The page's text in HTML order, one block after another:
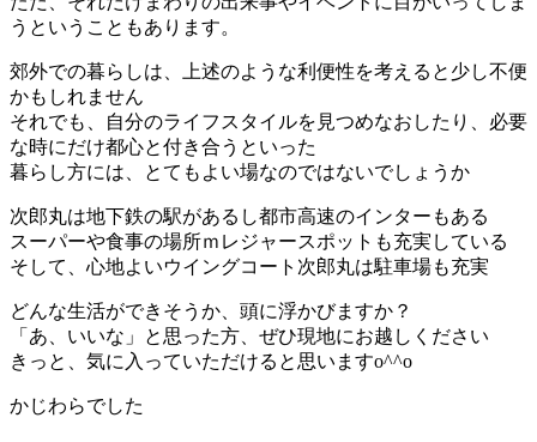
うということもあります。
郊外での暮らしは、上述のような利便性を考えると少し不便
かもしれません
それでも、自分のライフスタイルを見つめなおしたり、必要
な時にだけ都心と付き合うといった
暮らし方には、とてもよい場なのではないでしょうか
次郎丸は地下鉄の駅があるし都市高速のインターもある
スーパーや食事の場所ｍレジャースポットも充実している
そして、心地よいウイングコート次郎丸は駐車場も充実
どんな生活ができそうか、頭に浮かびますか？
「あ、いいな」と思った方、ぜひ現地にお越しください
きっと、気に入っていただけると思いますo^^o
かじわらでした